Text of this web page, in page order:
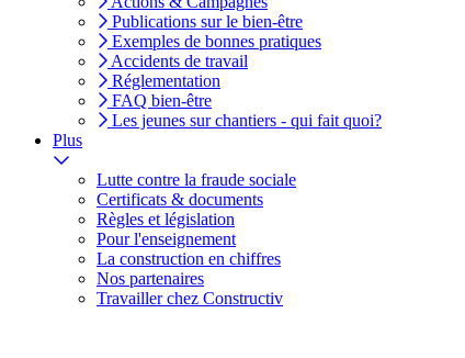
Publications sur le bien-être
Exemples de bonnes pratiques
Accidents de travail
Réglementation
FAQ bien-être
Les jeunes sur chantiers - qui fait quoi?
Plus
Lutte contre la fraude sociale
Certificats & documents
Règles et législation
Pour l'enseignement
La construction en chiffres
Nos partenaires
Travailler chez Constructiv